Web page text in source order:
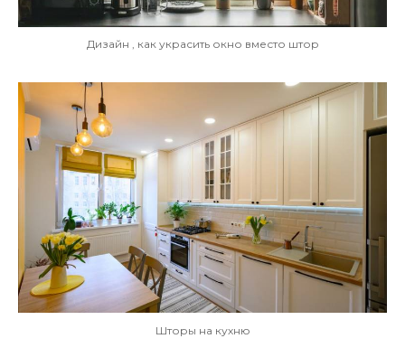
Дизайн , как украсить окно вместо штор
Шторы на кухню